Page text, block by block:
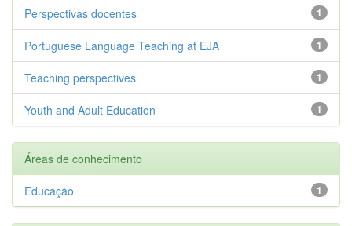
1
Perspectivas docentes
1
Portuguese Language Teaching at EJA
1
Teaching perspectives
1
Youth and Adult Education
Áreas de conhecimento
1
Educação